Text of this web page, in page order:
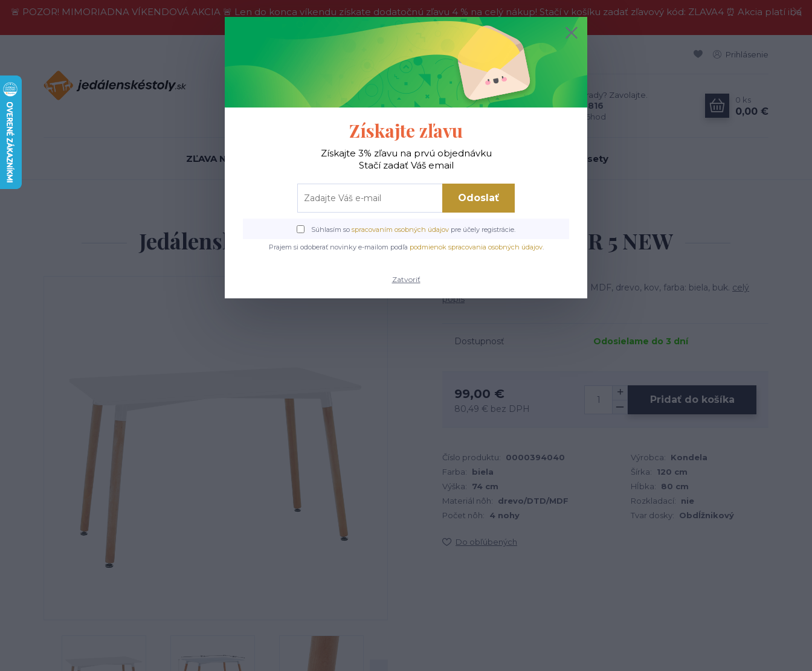
🚨 POZOR! MIMORIADNA VÍKENDOVÁ AKCIA 🚨 Len do konca víkendu získate dodatočnú zľavu 4 % na celý nákup! Stačí v košíku zadať zľavový kód: ZLAVA4 ⏰ Akcia platí iba
do nedele, tak neváhajte a nakúpte výhodnejšie ešte dnes!
Prihlásenie
Hľadať
Neviete si rady? Zavolajte.
0911 594 816
Po-Pia, 9-16hod
0 ks
0,00 €
ZĽAVA NA SKLADE ! Jedálenské stoly Jedálenské stoličky Jedálenské sety
Jedálenský stôl, biela/buk, 120x80 cm, DIDIER 5 NEW
Rozmery: 120x80x74 cm, materiál: MDF, drevo, kov, farba: biela, buk. celý
popis
Dostupnosť Odosielame do 3 dní
99,00 €
80,49 € bez DPH
Pridať do košíka
Číslo produktu: 0000394040 Výrobca:
Kondela
Farba:
biela Šírka:
120 cm
Výška:
74 cm Hĺbka:
80 cm
Materiál nôh:
drevo/DTD/MDF Rozkladací:
nie
Počet nôh:
4 nohy Tvar dosky: Obdĺžnikový
Do obľúbených
Získajte zľavu
Získajte 3% zľavu na prvú objednávku
Stačí zadať Váš email
Odoslať
Súhlasím so spracovaním osobných údajov pre účely registrácie.
Prajem si odoberať novinky e-mailom podľa podmienok spracovania osobných údajov.
Zatvoriť